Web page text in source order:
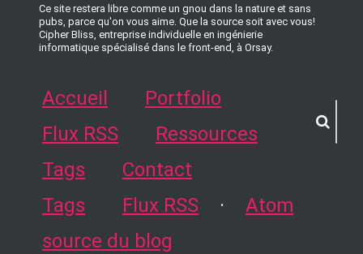
Ce site restera libre comme un gnou dans la nature et sans
pubs, parce qu'on vous aime. Que la source soit avec vous!
Cipher Bliss, entreprise individuelle en ingénierie
informatique spécialisé dans le front-end, à Orsay.
Accueil
Portfolio
Flux RSS
Ressources
Tags
Contact
Tags
Flux RSS ·
Atom
source du blog